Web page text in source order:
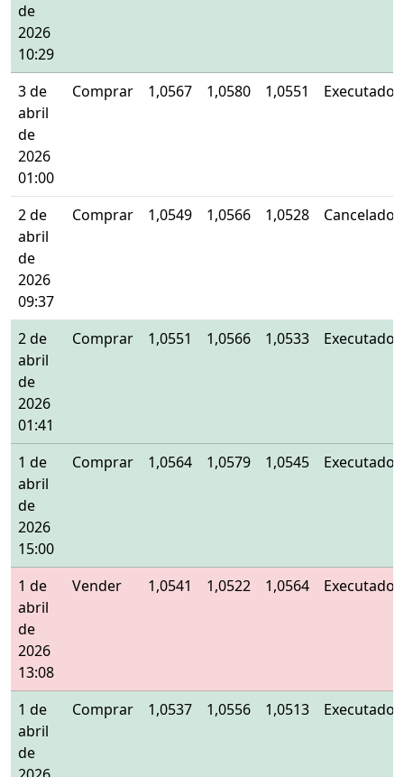
de
2026
10:29
3 de
abril
de
2026
01:00
Comprar 1,0567 1,0580 1,0551 Executado
2 de
abril
de
2026
09:37
Comprar 1,0549 1,0566 1,0528 Cancelado
2 de
abril
de
2026
01:41
Comprar 1,0551 1,0566 1,0533 Executado
1 de
abril
de
2026
15:00
Comprar 1,0564 1,0579 1,0545 Executado
1 de
abril
de
2026
13:08
Vender 1,0541 1,0522 1,0564 Executado
1 de
abril
de
Comprar 1,0537 1,0556 1,0513 Executado